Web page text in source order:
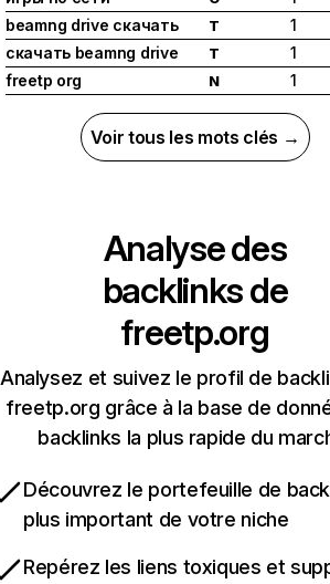
beamng drive скачать
T
1
скачать beamng drive
T
1
freetp org
N 1
Voir tous les mots clés →
Analyse des
backlinks de
freetp.org
Analysez et suivez le profil de
freetp.org grâce à la base de
backlinks la plus rapide du
Découvrez le portefeuille de
plus important de votre niche
Repérez les liens toxiques et